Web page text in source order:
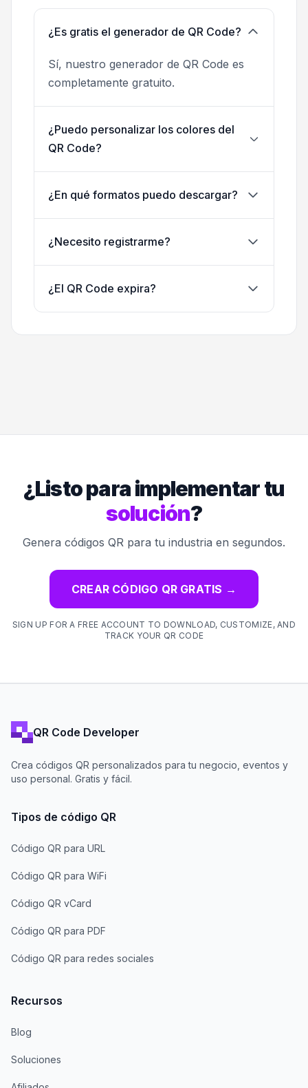
¿Es gratis el generador de QR Code?
Sí, nuestro generador de QR Code es
completamente gratuito.
¿Puedo personalizar los colores del
QR Code?
¿En qué formatos puedo descargar?
¿Necesito registrarme?
¿El QR Code expira?
¿Listo para implementar tu
solución?
Genera códigos QR para tu industria en segundos.
CREAR CÓDIGO QR GRATIS →
SIGN UP FOR A FREE ACCOUNT TO DOWNLOAD, CUSTOMIZE, AND
TRACK YOUR QR CODE
QR Code Developer
Crea códigos QR personalizados para tu negocio, eventos y
uso personal. Gratis y fácil.
Tipos de código QR
Código QR para URL
Código QR para WiFi
Código QR vCard
Código QR para PDF
Código QR para redes sociales
Recursos
Blog
Soluciones